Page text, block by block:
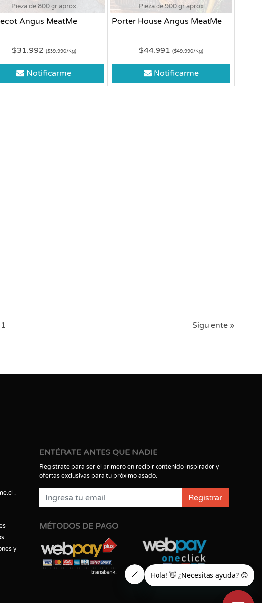
Pieza de 800 gr aprox
Angus MeatMe
$31.992 ($39.990/Kg)
Notificarme
Pieza de 900 gr aprox
Porter House Angus MeatMe
$44.991($49.990/Kg)
Notificarme
Siguiente »
y
ENTÉRATE ANTES QUE NADIE
Regístrate para ser el primero en recibir contenido inspirador y
ofertas exclusivas para tu próximo asado.
Registrar
MÉTODOS DE PAGO